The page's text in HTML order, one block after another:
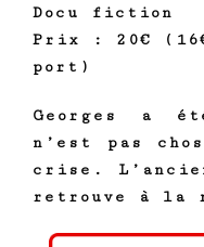
Docu fiction
Prix : 20€
port)
Georges a
n’est pas
crise.
retrouve à la